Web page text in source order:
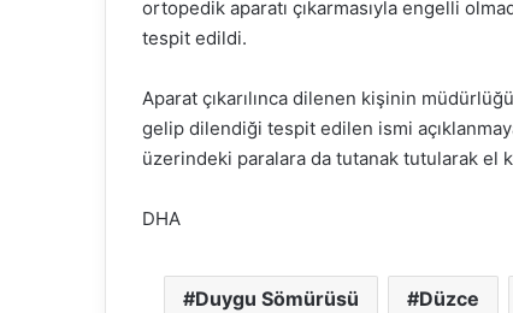
ortopedik aparatı çıkarmasıyla engelli
tespit edildi.
Aparat çıkarılınca dilenen kişinin
gelip dilendiği tespit edilen ismi
üzerindeki paralara da tutanak tutularak el
DHA
Duygu Sömürüsü Düzce